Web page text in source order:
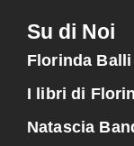
Su di Noi
Florinda Balli
I libri di
Natascia